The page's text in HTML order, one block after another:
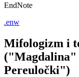
EndNote
.enw
Mifologizm i
Pereuločki")